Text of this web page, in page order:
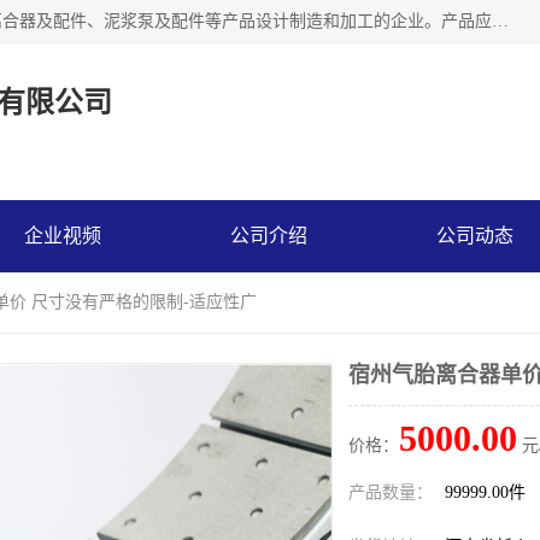
河南大林橡胶通信器材有限公司是一个专注于各种橡胶件、离合器及配件、泥浆泵及配件等产品设计制造和加工的企业。产品应用于矿山、冶金、石油、钢铁、化工、水泥、船舶、造纸、通用机械等各种大功率机械传动或制动装置。
限公司
企业视频 公司介绍 公司动态
价 尺寸没有严格的限制-适应性广
宿州气胎离合器单
价格： 5000.00
产品数量： 99999.00件